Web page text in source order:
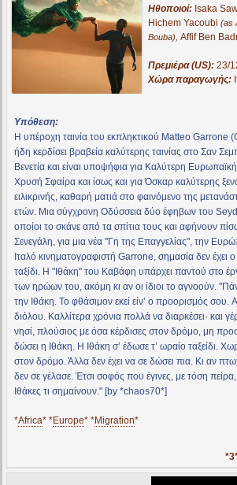
Ηθοποιοί: Isaka
Hichem Yacoubi (as
Bouba), Affif Ben
Πρεμιέρα (US): 23/
Χώρα παραγωγής:
Υπόθεση:
Η υπέροχη ταινία του εκπληκτικού Matteo Garrone
ήδη κερδίσει βραβεία καλύτερης ταινίας στο Σαν
Βενετία και είναι υποψήφια για Καλύτερη
Χρυσή Σφαίρα και ίσως και για Όσκαρ καλύτερης
ειλικρινής, καθαρή ματιά στο φαινόμενο της
ετών. Μια σύγχρονη Οδύσσεια δύο έφηβων του
οποίοι το σκάνε από τα σπίτια τους και αφήνουν
Σενεγάλη, για μια νέα "Γη της Επαγγελίας", την
Ιταλό κινηματογραφιστή Garrone, σημασία δεν έχει
ταξίδι. Η "Ιθάκη" του Καβάφη υπάρχει παντού στο
των ηρώων του, ακόμη κι αν οι ίδιοι το αγνοούν.
την Ιθάκη. Το φθάσιμον εκεί είν’ ο προορισμός σου.
διόλου. Καλλίτερα χρόνια πολλά να διαρκέσει· και
νησί, πλούσιος με όσα κέρδισες στον δρόμο, μη
δώσει η Ιθάκη. Η Ιθάκη σ’ έδωσε τ’ ωραίο ταξείδι.
στον δρόμο. Άλλα δεν έχει να σε δώσει πια. Κι αν
δεν σε γέλασε. Έτσι σοφός που έγινες, με τόση
Ιθάκες τι σημαίνουν." [by *chaos70*]
*Africa* *Europe* *Migration*